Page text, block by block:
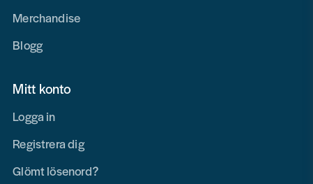
Merchandise
Blogg
Mitt konto
Logga in
Registrera dig
Glömt lösenord?